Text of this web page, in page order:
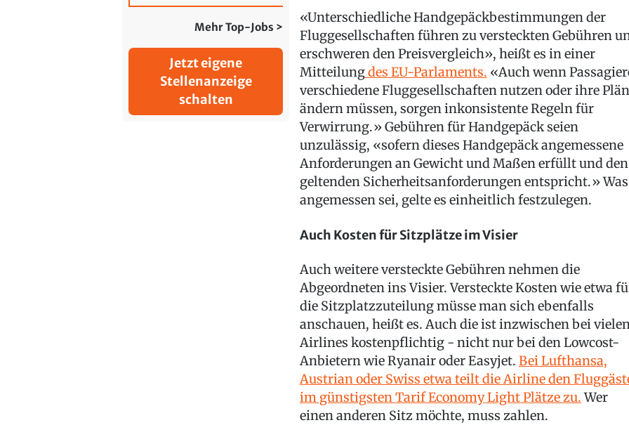
Mehr Top-Jobs >
Jetzt eigene
Stellenanzeige
schalten
«Unterschiedliche Handgepäckbestimmungen der
Fluggesellschaften führen zu versteckten Gebühren
erschweren den Preisvergleich», heißt es in einer
Mitteilungdes EU-Parlaments. «Auch wenn
verschiedene Fluggesellschaften nutzen oder ihre
ändern müssen, sorgen inkonsistente Regeln für
Verwirrung.» Gebühren für Handgepäck seien
unzulässig, «sofern dieses Handgepäck angemessene
Anforderungen an Gewicht und Maßen erfüllt und den
geltenden Sicherheitsanforderungen entspricht.» Was
angemessen sei, gelte es einheitlich festzulegen.
Auch Kosten für Sitzplätze im Visier
Auch weitere versteckte Gebühren nehmen die
Abgeordneten ins Visier. Versteckte Kosten wie etwa
die Sitzplatzzuteilung müsse man sich ebenfalls
anschauen, heißt es. Auch die ist inzwischen bei
Airlines kostenpflichtig - nicht nur bei den Lowcost-
Anbietern wie Ryanair oder Easyjet. Bei Lufthansa,
Austrian oder Swiss etwa teilt die Airline den
im günstigsten Tarif Economy Light Plätze zu.Wer
einen anderen Sitz möchte, muss zahlen.